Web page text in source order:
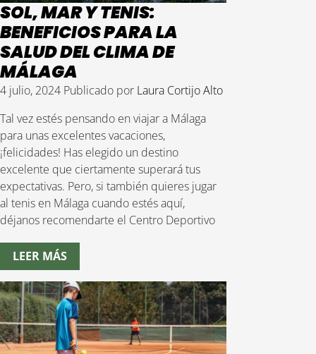
SOL, MAR Y TENIS:
BENEFICIOS PARA LA
SALUD DEL CLIMA DE
MÁLAGA
4 julio, 2024 Publicado por Laura Cortijo Alto
Tal vez estés pensando en viajar a Málaga
para unas excelentes vacaciones,
¡felicidades! Has elegido un destino
excelente que ciertamente superará tus
expectativas. Pero, si también quieres jugar
al tenis en Málaga cuando estés aquí,
déjanos recomendarte el Centro Deportivo
LEER MÁS